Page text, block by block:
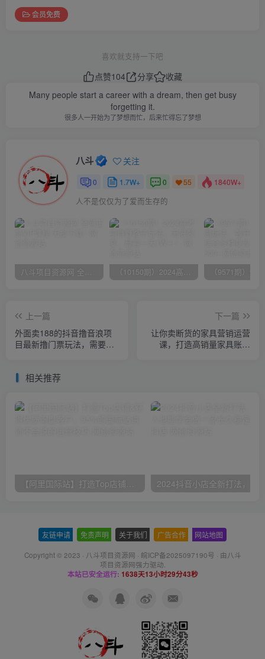
会员免费
喜欢就支持一下吧
点赞104 分享
收藏
Many people start a career with a dream, then get busy
forgetting it.
很多人一开始为了梦想而忙，后来忙得忘了梦想
八斗 关注
0 1.7W+ 0 55 1840W+
人不是仅仅为了爱而生存的
八斗项目资源网 全网正品VIP课程 无损下载~ （10150期）2024高考项目野路子玩法，无限裂变，最高一天1W＋！
上一篇
外面卖188的抖音撸音浪项
目最新撸门票玩法，需要千
下一篇
让你卖断货的家具营销运营
课，打造高销量家具账号
相关推荐
【阿里国际站】打造Top店铺&获得优质询盘客户，​95%的国际站讲师不会说的运营技巧
友链申请 免责声明 关于我们 广告合作 网站地图
Copyright © 2023 · 八斗项目资源网 · 皖ICP备2025097190号 · 由八斗
项目资源网强力驱动.
本站已安全运行: 1638天13小时29分43秒